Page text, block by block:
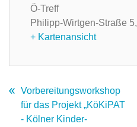
Ö-Treff
Philipp-Wirtgen-Straße 5,
+ Kartenansicht
Vorbereitungsworkshop
für das Projekt „KöKiPAT
- Kölner Kinder-